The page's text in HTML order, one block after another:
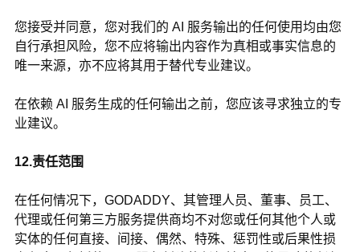
您接受并同意，您对我们的 AI 服务输出的任何使用均由您
自行承担风险，您不应将输出内容作为真相或事实信息的
唯一来源，亦不应将其用于替代专业建议。
在依赖 AI 服务生成的任何输出之前，您应该寻求独立的专
业建议。
12.责任范围
在任何情况下， GODADDY、其管理人员、董事、员工、
代理或任何第三方服务提供商均不对您或任何其他个人或
实体的任何直接、间接、偶然、特殊、惩罚性或后果性损